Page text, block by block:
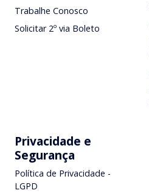
Trabalhe Conosco
Solicitar 2º via Boleto
Privacidade e
Segurança
Política de Privacidade -
LGPD